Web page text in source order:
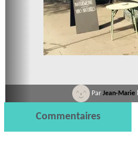
Par Jean-Marie
Commentaires